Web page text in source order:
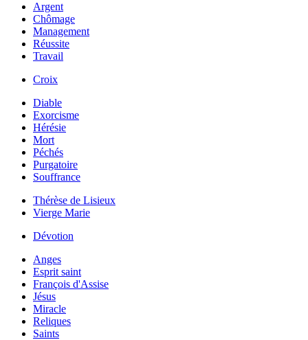
Argent
Chômage
Management
Réussite
Travail
Croix
Diable
Exorcisme
Hérésie
Mort
Péchés
Purgatoire
Souffrance
Thérèse de Lisieux
Vierge Marie
Dévotion
Anges
Esprit saint
François d'Assise
Jésus
Miracle
Reliques
Saints